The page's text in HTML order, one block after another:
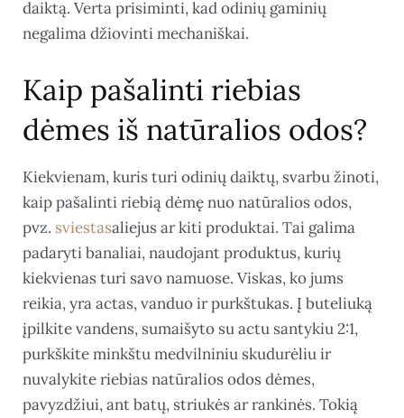
daiktą. Verta prisiminti, kad odinių gaminių
negalima džiovinti mechaniškai.
Kaip pašalinti riebias
dėmes iš natūralios odos?
Kiekvienam, kuris turi odinių daiktų, svarbu žinoti,
kaip pašalinti riebią dėmę nuo natūralios odos,
pvz. sviestasaliejus ar kiti produktai. Tai galima
padaryti banaliai, naudojant produktus, kurių
kiekvienas turi savo namuose. Viskas, ko jums
reikia, yra actas, vanduo ir purkštukas. Į buteliuką
įpilkite vandens, sumaišyto su actu santykiu 2:1,
purkškite minkštu medvilniniu skudurėliu ir
nuvalykite riebias natūralios odos dėmes,
pavyzdžiui, ant batų, striukės ar rankinės. Tokią